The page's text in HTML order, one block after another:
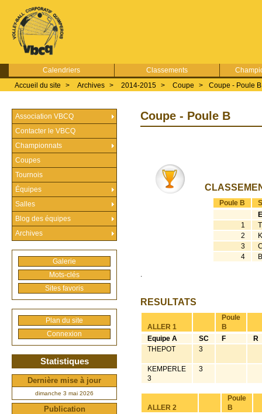
Calendriers Classements
Accueil du site
> Archives > 2014-2015 > Coupe > Coupe - Poule B
Coupe - Poule B
Poule B
1
2
3
4
.
RESULTATS
ALLER 1
Poule
B
Equipe A
SC F
R
THEPOT
3
KEMPERLE
3
3
ALLER 2
Poule
B
Association VBCQ
Contacter le VBCQ
Championnats
Coupes
Tournois
Équipes
Salles
Blog des équipes
Archives
Galerie
Mots-clés
Sites favoris
Plan du site
Connexion
Statistiques
Dernière mise à jour
dimanche 3 mai 2026
Publication